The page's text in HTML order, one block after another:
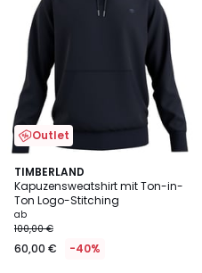
Outlet
TIMBERLAND
Kapuzensweatshirt mit Ton-in-
Ton Logo-Stitching
ab
100,00 €
60,00 € -40%
2
Farben